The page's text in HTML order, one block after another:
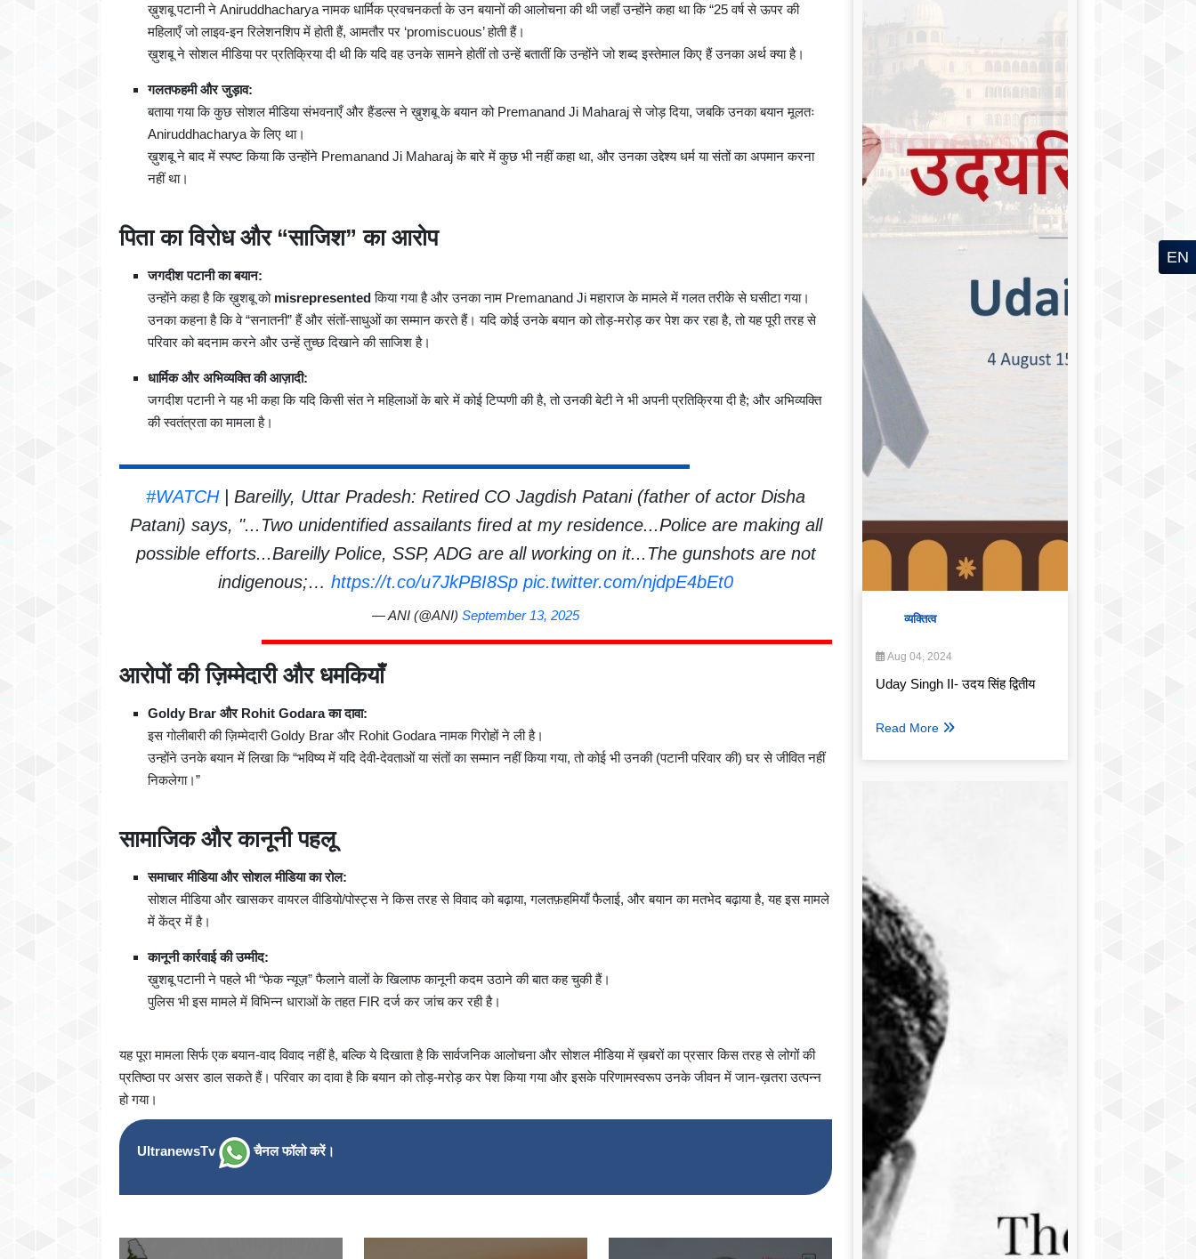
ख़ुशबू पटानी ने Aniruddhacharya नामक धार्मिक प्रवचनकर्ता के उन बयानों की आलोचना की थी जहाँ उन्होंने कहा था कि “25 वर्ष से ऊपर की
महिलाएँ जो लाइव-इन रिलेशनशिप में होती हैं, आमतौर पर ‘promiscuous’ होती हैं।
ख़ुशबू ने सोशल मीडिया पर प्रतिक्रिया दी थी कि यदि वह उनके सामने होतीं तो उन्हें बतातीं कि उन्होंने जो शब्द इस्तेमाल किए हैं उनका अर्थ क्या है।
गलतफहमी और जुड़ाव:
बताया गया कि कुछ सोशल मीडिया संभवनाएँ और हैंडल्स ने ख़ुशबू के बयान को Premanand Ji Maharaj से जोड़ दिया, जबकि उनका बयान मूलतः
Aniruddhacharya के लिए था।
ख़ुशबू ने बाद में स्पष्ट किया कि उन्होंने Premanand Ji Maharaj के बारे में कुछ भी नहीं कहा था, और उनका उद्देश्य धर्म या संतों का अपमान करना
नहीं था।
पिता का विरोध और “साजिश” का आरोप
जगदीश पटानी का बयान:
उन्होंने कहा है कि ख़ुशबू को misrepresentedकिया गया है और उनका नाम Premanand Ji महाराज के मामले में गलत तरीके से घसीटा गया।
उनका कहना है कि वे “सनातनी” हैं और संतों-साधुओं का सम्मान करते हैं। यदि कोई उनके बयान को तोड़-मरोड़ कर पेश कर रहा है, तो यह पूरी तरह से
परिवार को बदनाम करने और उन्हें तुच्छ दिखाने की साजिश है।
धार्मिक और अभिव्यक्ति की आज़ादी:
जगदीश पटानी ने यह भी कहा कि यदि किसी संत ने महिलाओं के बारे में कोई टिप्पणी की है, तो उनकी बेटी ने भी अपनी प्रतिक्रिया दी है; और अभिव्यक्ति
की स्वतंत्रता का मामला है।
#WATCH| Bareilly, Uttar Pradesh: Retired CO Jagdish Patani (father of actor Disha
Patani) says, "...Two unidentified assailants fired at my residence...Police are making all
possible efforts...Bareilly Police, SSP, ADG are all working on it...The gunshots are not
indigenous;… https://t.co/u7JkPBI8Sp pic.twitter.com/njdpE4bEt0
— ANI (@ANI) September 13, 2025
आरोपों की ज़िम्मेदारी और धमकियाँ
Goldy Brar और Rohit Godara का दावा:
इस गोलीबारी की ज़िम्मेदारी Goldy Brar और Rohit Godara नामक गिरोहों ने ली है।
उन्होंने उनके बयान में लिखा कि “भविष्य में यदि देवी-देवताओं या संतों का सम्मान नहीं किया गया, तो कोई भी उनकी (पटानी परिवार की) घर से जीवित नहीं
निकलेगा।”
सामाजिक और कानूनी पहलू
समाचार मीडिया और सोशल मीडिया का रोल:
सोशल मीडिया और खासकर वायरल वीडियो/पोस्ट्स ने किस तरह से विवाद को बढ़ाया, गलतफ़हमियाँ फैलाई, और बयान का मतभेद बढ़ाया है, यह इस मामले
में केंद्र में है।
कानूनी कार्रवाई की उम्मीद:
ख़ुशबू पटानी ने पहले भी “फेक न्यूज़” फैलाने वालों के खिलाफ कानूनी कदम उठाने की बात कह चुकी हैं।
पुलिस भी इस मामले में विभिन्न धाराओं के तहत FIR दर्ज कर जांच कर रही है।
यह पूरा मामला सिर्फ एक बयान-वाद विवाद नहीं है, बल्कि ये दिखाता है कि सार्वजनिक आलोचना और सोशल मीडिया में ख़बरों का प्रसार किस तरह से लोगों की
प्रतिष्ठा पर असर डाल सकते हैं। परिवार का दावा है कि बयान को तोड़-मरोड़ कर पेश किया गया और इसके परिणामस्वरूप उनके जीवन में जान‐ख़तरा उत्पन्न
हो गया।
UltranewsTv चैनल फॉलो करें।
व्यक्तित्व
Aug 04, 2024
Uday Singh II- उदय सिंह द्वितीय
Read More
EN